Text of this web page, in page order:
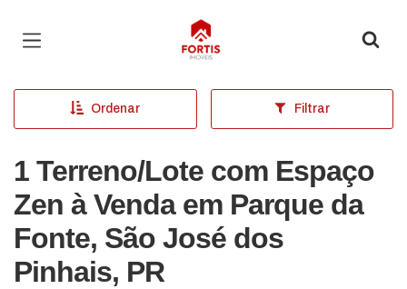
Página inicial
Ordenar Filtrar
1 Terreno/Lote com Espaço
Zen à Venda em Parque da
Fonte, São José dos
Pinhais, PR